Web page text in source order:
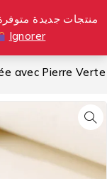
Ignorer
0
avec Pierre Verte